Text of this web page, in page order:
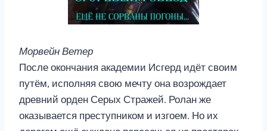
Морвейн Ветер
После окончания академии Исгерд идёт своим
путём, исполняя свою мечту она возрождает
древний орден Серых Стражей. Ролан же
оказывается преступником и изгоем. Но их